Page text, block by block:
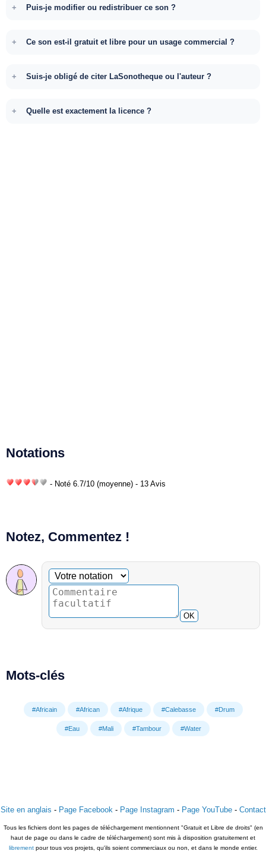
Puis-je modifier ou redistribuer ce son ?
Ce son est-il gratuit et libre pour un usage commercial ?
Suis-je obligé de citer LaSonotheque ou l'auteur ?
Quelle est exactement la licence ?
Notations
- Noté 6.7/10 (moyenne) - 13 Avis
Notez, Commentez !
Commentaire facultatif
Votre notation
OK
Mots-clés
#Africain #African #Afrique #Calebasse #Drum
#Eau #Mali #Tambour #Water
Site en anglais - Page Facebook - Page Instagram - Page YouTube- Contact
Tous les fichiers dont les pages de téléchargement mentionnent "Gratuit et Libre de droits" (en
haut de page ou dans le cadre de téléchargement) sont mis à disposition gratuitement et
librementpour tous vos projets, qu'ils soient commerciaux ou non, et dans le monde entier.